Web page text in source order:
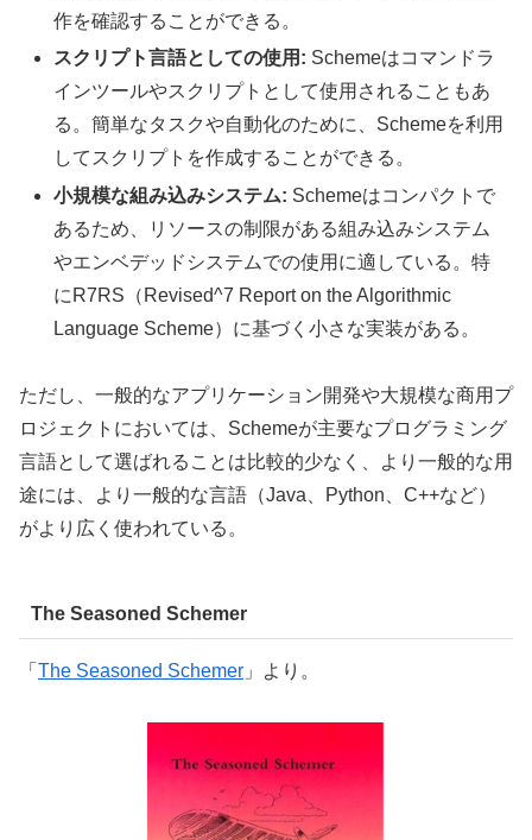
作を確認することができる。
スクリプト言語としての使用: Schemeはコマンドラ
インツールやスクリプトとして使用されることもあ
る。簡単なタスクや自動化のために、Schemeを利用
してスクリプトを作成することができる。
小規模な組み込みシステム: Schemeはコンパクトで
あるため、リソースの制限がある組み込みシステム
やエンベデッドシステムでの使用に適している。特
にR7RS（Revised^7 Report on the Algorithmic
Language Scheme）に基づく小さな実装がある。
ただし、一般的なアプリケーション開発や大規模な商用プ
ロジェクトにおいては、Schemeが主要なプログラミング
言語として選ばれることは比較的少なく、より一般的な用
途には、より一般的な言語（Java、Python、C++など）
がより広く使われている。
The Seasoned Schemer
「 The Seasoned Schemer 」より。